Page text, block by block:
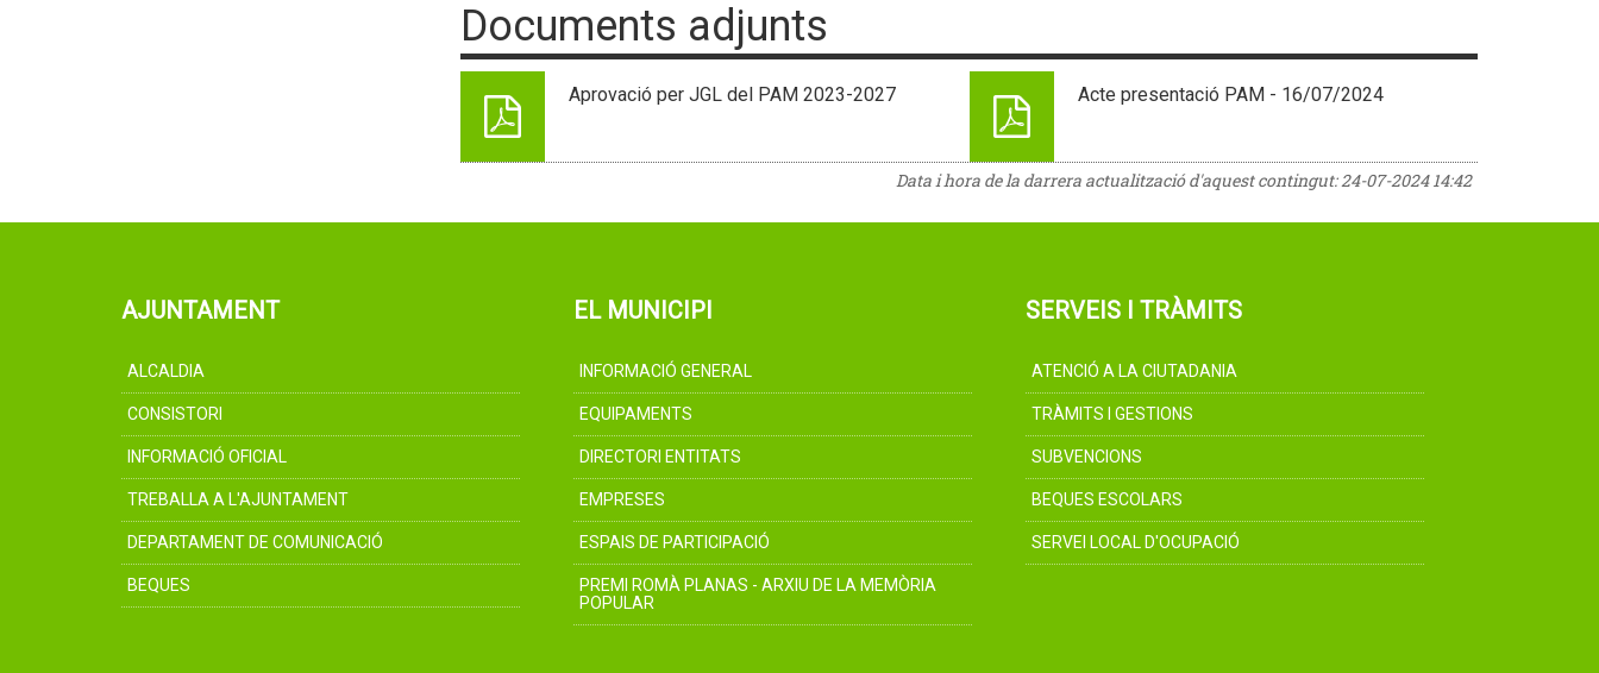
Documents adjunts
Aprovació per JGL del PAM 2023-2027 Acte presentació PAM - 16/07/2024
Data i hora de la darrera actualització d'aquest contingut:24-07-2024 14:42
AJUNTAMENT
ALCALDIA
CONSISTORI
INFORMACIÓ OFICIAL
TREBALLA A L'AJUNTAMENT
DEPARTAMENT DE COMUNICACIÓ
BEQUES
EL MUNICIPI
INFORMACIÓ GENERAL
EQUIPAMENTS
DIRECTORI ENTITATS
EMPRESES
ESPAIS DE PARTICIPACIÓ
PREMI ROMÀ PLANAS - ARXIU DE LA MEMÒRIA
POPULAR
SERVEIS I TRÀMITS
ATENCIÓ A LA CIUTADANIA
TRÀMITS I GESTIONS
SUBVENCIONS
BEQUES ESCOLARS
SERVEI LOCAL D'OCUPACIÓ